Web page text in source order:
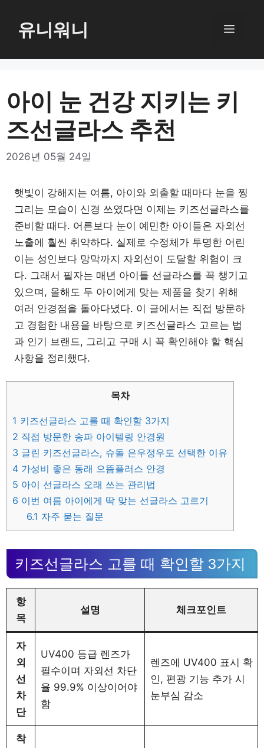
로
뛰
유니워니 메
아이 눈 건강 지키는 키
즈선글라스 추천
2026년 05월 24일
햇빛이 강해지는 여름, 아이와 외출할 때마다 눈을 찡
그리는 모습이 신경 쓰였다면 이제는 키즈선글라스를
준비할 때다. 어른보다 눈이 예민한 아이들은 자외선
노출에 훨씬 취약하다. 실제로 수정체가 투명한 어린
이는 성인보다 망막까지 자외선이 도달할 위험이 크
다. 그래서 필자는 매년 아이들 선글라스를 꼭 챙기고
있으며, 올해도 두 아이에게 맞는 제품을 찾기 위해
여러 안경점을 돌아다녔다. 이 글에서는 직접 방문하
고 경험한 내용을 바탕으로 키즈선글라스 고르는 법
과 인기 브랜드, 그리고 구매 시 꼭 확인해야 할 핵심
사항을 정리했다.
목차
1 키즈선글라스 고를 때 확인할 3가지
2 직접 방문한 송파 아이텔링 안경원
3 글린 키즈선글라스, 슈돌 은우정우도 선택한 이유
4 가성비 좋은 동래 으뜸플러스 안경
5 아이 선글라스 오래 쓰는 관리법
6 이번 여름 아이에게 딱 맞는 선글라스 고르기
6.1 자주 묻는 질문
키즈선글라스 고를 때 확인할 3가지
항
목
설명 체크포인트
자
외
선
차
단
UV400 등급 렌즈가
필수이며 자외선 차단
율 99.9% 이상이어야
함
렌즈에 UV400 표시 확
인, 편광 기능 추가 시
눈부심 감소
착